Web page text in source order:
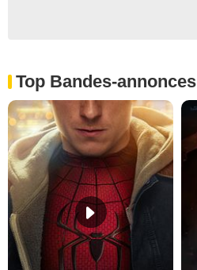
Top Bandes-annonces